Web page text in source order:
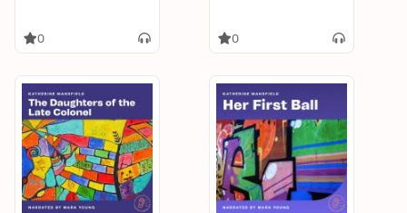
0 0